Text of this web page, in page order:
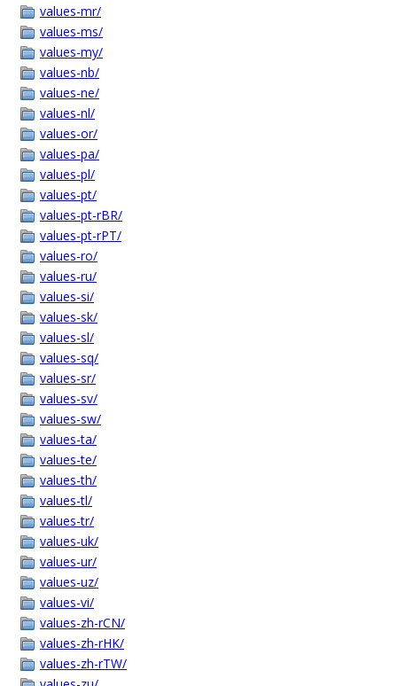
values-mr/
values-ms/
values-my/
values-nb/
values-ne/
values-nl/
values-or/
values-pa/
values-pl/
values-pt/
values-pt-rBR/
values-pt-rPT/
values-ro/
values-ru/
values-si/
values-sk/
values-sl/
values-sq/
values-sr/
values-sv/
values-sw/
values-ta/
values-te/
values-th/
values-tl/
values-tr/
values-uk/
values-ur/
values-uz/
values-vi/
values-zh-rCN/
values-zh-rHK/
values-zh-rTW/